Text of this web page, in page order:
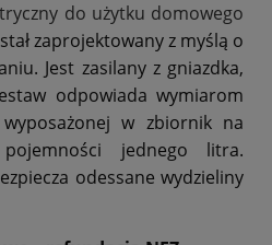
do użytku domowego
zaprojektowany z myślą o
Jest zasilany z gniazdka,
odpowiada wymiarom
w zbiornik na
jednego litra.
odessane wydzieliny